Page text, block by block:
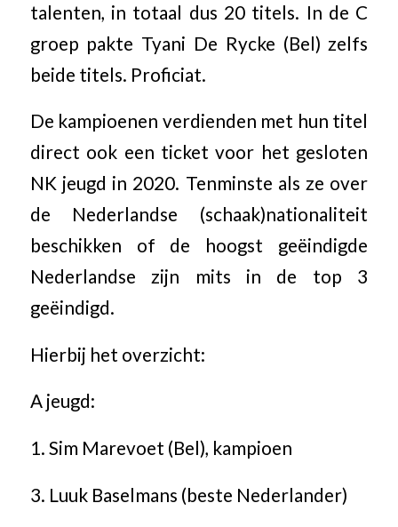
talenten, in totaal dus 20 titels. In de C
groep pakte Tyani De Rycke (Bel) zelfs
beide titels. Proficiat.
De kampioenen verdienden met hun titel
direct ook een ticket voor het gesloten
NK jeugd in 2020. Tenminste als ze over
de Nederlandse (schaak)nationaliteit
beschikken of de hoogst geëindigde
Nederlandse zijn mits in de top 3
geëindigd.
Hierbij het overzicht:
A jeugd:
1. Sim Marevoet (Bel), kampioen
3. Luuk Baselmans (beste Nederlander)